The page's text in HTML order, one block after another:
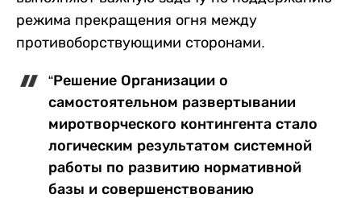
режима прекращения огня между
противоборствующими сторонами.
“Решение Организации о
самостоятельном развертывании
миротворческого контингента стало
логическим результатом системной
работы по развитию нормативной
базы и совершенствованию